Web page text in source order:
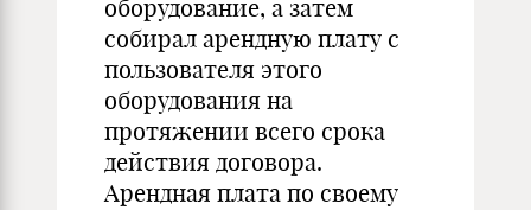
оборудование, а затем
собирал арендную плату с
пользователя этого
оборудования на
протяжении всего срока
действия договора.
Арендная плата по своему